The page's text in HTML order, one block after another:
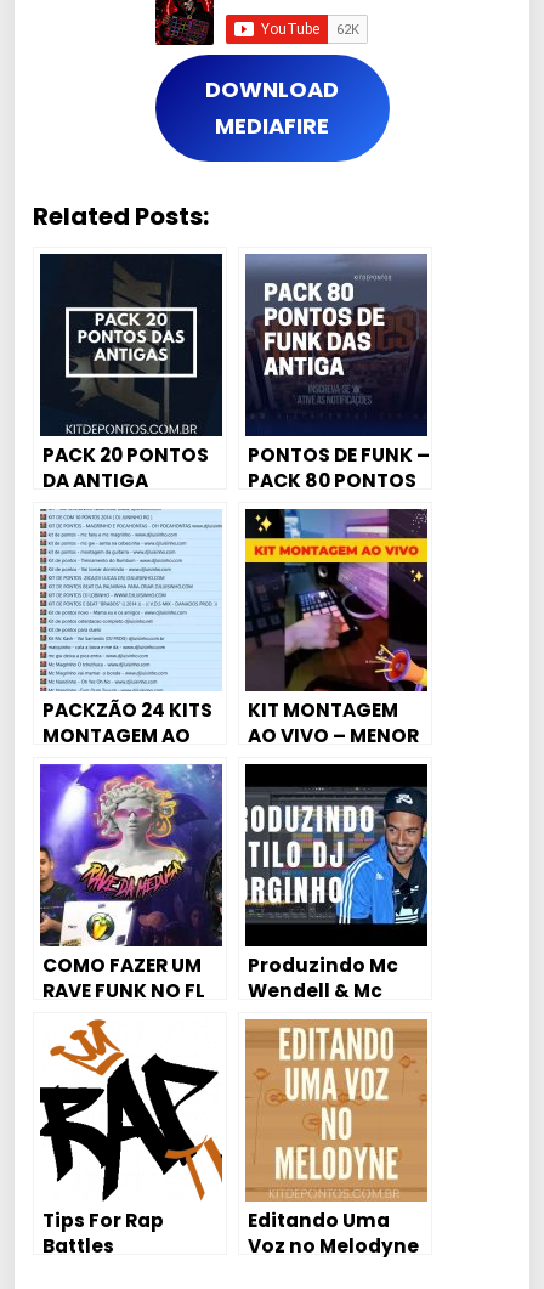
DOWNLOAD
MEDIAFIRE
Related Posts:
PACK 20 PONTOS
DA ANTIGA
PONTOS DE FUNK –
PACK 80 PONTOS
DAS ANTIGA
PRODUÇÃO/MONT
AGENS
PACKZÃO 24 KITS
MONTAGEM AO
VIVO DAS ANTIGA
[BEATS,
ACAPELLAS ,
PONTOS]
KIT MONTAGEM
AO VIVO – MENOR
MAGRINHO
COMO FAZER UM
RAVE FUNK NO FL
STUDIO,
SAMPLEANDO
MÚSICA
ELETRÔNICA
Produzindo Mc
Wendell & Mc
Renanzinho –
Nem Tenta 2 (Dj
Thoka ao Vivo) –
Produção ao Vivo
no ABLETON LIVE
Tips For Rap
Battles
Editando Uma
Voz no Melodyne